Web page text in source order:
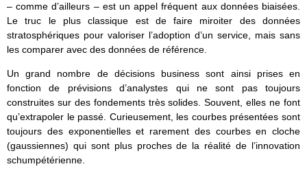
– comme d’ailleurs – est un appel fréquent aux données biaisées.
Le truc le plus classique est de faire miroiter des données
stratosphériques pour valoriser l’adoption d’un service, mais sans
les comparer avec des données de référence.
Un grand nombre de décisions business sont ainsi prises en
fonction de prévisions d’analystes qui ne sont pas toujours
construites sur des fondements très solides. Souvent, elles ne font
qu’extrapoler le passé. Curieusement, les courbes présentées sont
toujours des exponentielles et rarement des courbes en cloche
(gaussiennes) qui sont plus proches de la réalité de l’innovation
schumpétérienne.